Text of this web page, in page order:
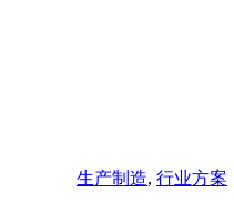
生产制造, 行业方案